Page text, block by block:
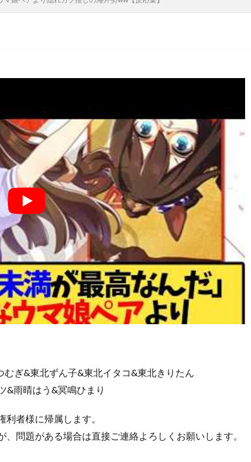
ぎ&東北ずん子&東北イタコ&東北きりたん
&雨晴はう&冥鳴ひまり
者様に帰属します。
問題がある場合は直接ご連絡よろしくお願いします。